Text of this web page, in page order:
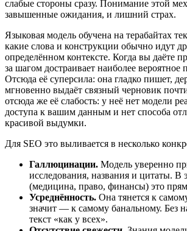
слабые стороны сразу. Понимание этой
завышенные ожидания, и лишний страх.
Языковая модель обучена на терабайтах
какие слова и конструкции обычно идут
определённом контексте. Когда вы даёте
за шагом достраивает наиболее вероятное
Отсюда её суперсила: она гладко пишет,
мгновенно выдаёт связный черновик
отсюда же её слабость: у неё нет модели
доступа к вашим данным и нет способа
красивой выдумки.
Для SEO это выливается в несколько
Галлюцинации. Модель уверенно
исследования, названия и цитаты. В
(медицина, право, финансы) это
Усреднённость. Она тянется к
значит — к самому банальному. Без
текст «как у всех».